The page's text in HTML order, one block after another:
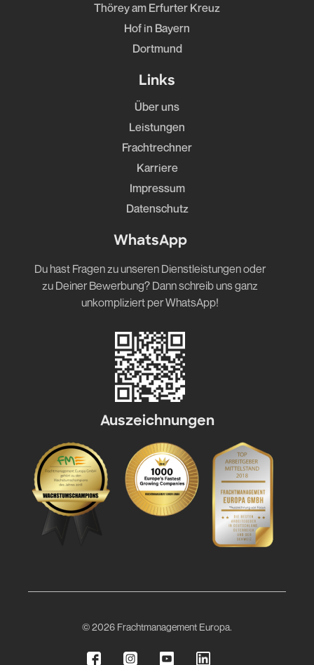
Thörey am Erfurter Kreuz
Hof in Bayern
Dortmund
Links
Über uns
Leistungen
Frachtrechner
Karriere
Impressum
Datenschutz
WhatsApp
Du hast Fragen zu unseren Dienstleistungen oder
zu Deiner Bewerbung? Dann schreib uns ganz
unkompliziert per WhatsApp!
Auszeichnungen
© 2026 Frachtmanagement Europa.